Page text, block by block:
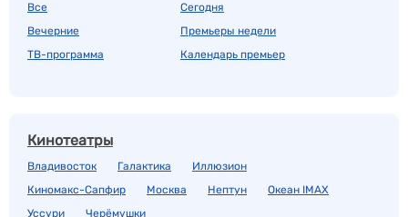
Все
Вечерние
ТВ-программа
Сегодня
Премьеры недели
Календарь премьер
Кинотеатры
Владивосток Галактика
Иллюзион
Киномакс-Сапфир
Москва Нептун
Океан IMAX
Уссури
Черёмушки